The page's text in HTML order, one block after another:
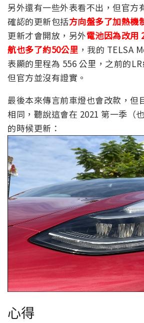
另外還有一些外表看不出，但官方
確認的更新包括方向盤多了加熱機
更新才會開放，另外電池因為改用
航也多了約50公里 ，我的 TELSA
表顯的里程為 556 公里，之前的LR
但官方並沒有證實。
最後本來傳言前車燈也會改款，但
相同，聽說這會在 2021 第一季（
的時候更新：
心得